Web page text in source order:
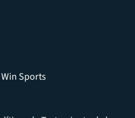
Win Sports